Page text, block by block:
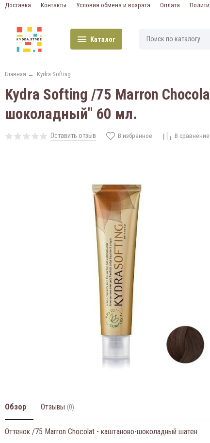
Доставка Контакты Условия обмена и возрата Оплата
Каталог
Главная → Kydra Softing
Kydra Softing /75 Marron
шоколадный" 60 мл.
Оставить отзыв В избранное В сравнение
Обзор Отзывы (0)
Оттенок /75 Marron Chocolat - каштаново-шоколадный шатен.